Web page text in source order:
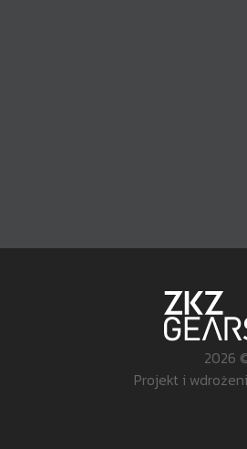
2026
Projekt i